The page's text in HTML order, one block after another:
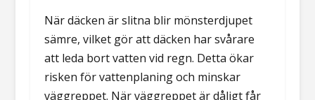
När däcken är slitna blir mönsterdjupet
sämre, vilket gör att däcken har svårare
att leda bort vatten vid regn. Detta ökar
risken för vattenplaning och minskar
väggreppet. När väggreppet är dåligt får